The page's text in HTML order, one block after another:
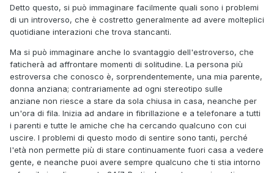
Detto questo, si può immaginare facilmente quali sono i problemi
di un introverso, che è costretto generalmente ad avere molteplici
quotidiane interazioni che trova stancanti.
Ma si può immaginare anche lo svantaggio dell'estroverso, che
faticherà ad affrontare momenti di solitudine. La persona più
estroversa che conosco è, sorprendentemente, una mia parente,
donna anziana; contrariamente ad ogni stereotipo sulle
anziane non riesce a stare da sola chiusa in casa, neanche per
un'ora di fila. Inizia ad andare in fibrillazione e a telefonare a tutti
i parenti e tutte le amiche che ha cercando qualcuno con cui
uscire. I problemi di questo modo di sentire sono tanti, perché
l'età non permette più di stare continuamente fuori casa a vedere
gente, e neanche puoi avere sempre qualcuno che ti stia intorno